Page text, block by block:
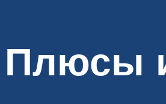
Плюсы